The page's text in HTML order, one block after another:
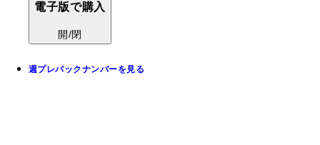
電子版で購入
開/閉
週プレバックナンバーを見る